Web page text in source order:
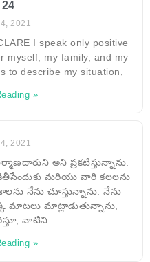
24
2021
I speak only positive
myself, my family, and my
to describe my situation,
»
2021
అని ప్రకటిస్తున్నాను.
మరియు వారి కలలను
నేను చూస్తున్నాను. నేను
మాట్లాడుతున్నాను,
వాటిని
»